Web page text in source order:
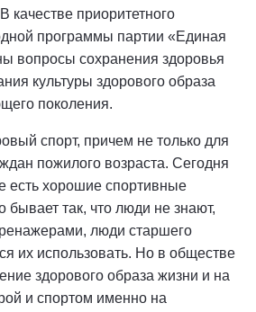
качестве приоритетного
программы партии «Единая
вопросы сохранения здоровья
культуры здорового образа
поколения.
спорт, причем не только для
пожилого возраста. Сегодня
есть хорошие спортивные
бывает так, что люди не знают,
люди старшего
их использовать. Но в обществе
здорового образа жизни и на
и спортом именно на